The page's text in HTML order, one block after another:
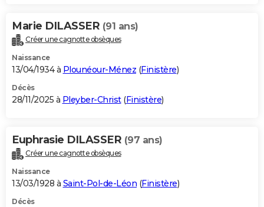
Bricolage
Lifestyle
Culture
Sport
Auto
Television
Voyage
Cinema
Marie DILASSER (91 ans)
Créer une cagnotte obsèques
Naissance
13/04/1934 à Plounéour-Ménez (Finistère)
Décès
28/11/2025 à Pleyber-Christ(Finistère)
Euphrasie DILASSER (97 ans)
Créer une cagnotte obsèques
Naissance
13/03/1928 à Saint-Pol-de-Léon (Finistère)
Décès